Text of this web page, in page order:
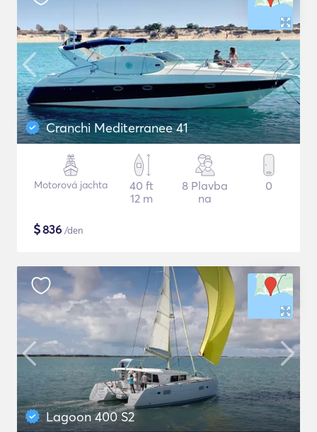
Cranchi Mediterranee 41
Motorová jachta
40 ft
12 m
8 Plavba
na
0
$836 /den
Lagoon 400 S2